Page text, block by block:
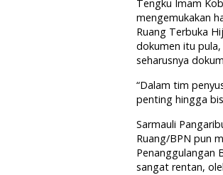
Tengku Imam
mengemukakan
Ruang Terbuka
dokumen itu
seharusnya
“Dalam tim
penting hingga
Sarmauli
Ruang/BPN pun
Penanggulangan
sangat rentan,